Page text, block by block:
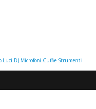
Luci DJ Microfoni Cuffie Strumenti